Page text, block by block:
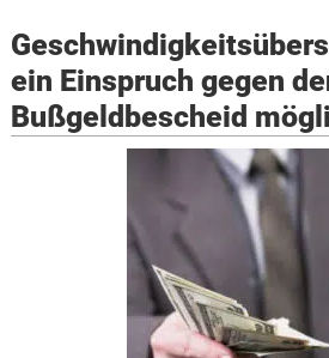
ein Einspruch gegen
Bußgeldbescheid